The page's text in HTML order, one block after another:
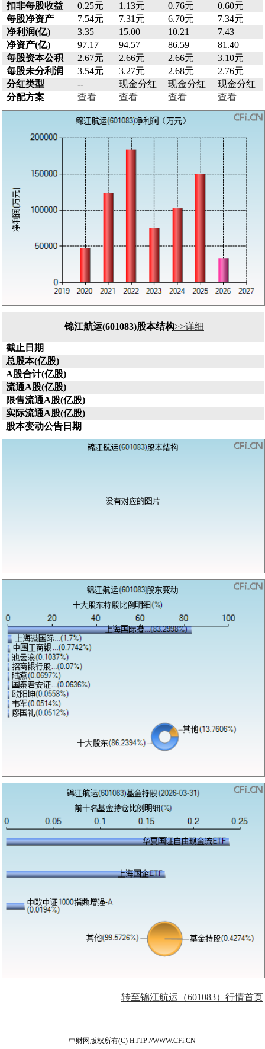
扣非每股收益
0.25元 1.13元 0.76元
0.60元
每股净资产
7.54元 7.31元 6.70元
7.34元
净利润(亿)
3.35 15.00 10.21
7.43
净资产(亿)
97.17 94.57 86.59
81.40
每股资本公积
2.67元 2.66元 2.66元
3.10元
每股未分利润
3.54元 3.27元 2.68元
2.76元
分红类型
-- 现金分红 现金分红
现金分红
分配方案
查看 查看 查看 查看
锦江航运(601083)股本结构>>详细
截止日期
总股本(亿股)
A股合计(亿股)
流通A股(亿股)
限售流通A股(亿股)
实际流通A股(亿股)
股本变动公告日期
转至锦江航运（601083）行情首页
中财网版权所有(C) HTTP://WWW.CFi.CN